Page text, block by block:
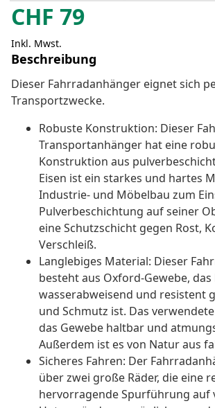
CHF 79
Inkl. Mwst.
Beschreibung
Dieser Fahrradanhänger eignet sich
Transportzwecke.
Robuste Konstruktion: Dieser
Transportanhänger hat eine
Konstruktion aus
Eisen ist ein starkes und hartes
Industrie- und Möbelbau zum
Pulverbeschichtung auf seiner
eine Schutzschicht gegen Rost,
Verschleiß.
Langlebiges Material: Dieser
besteht aus Oxford-Gewebe, das
wasserabweisend und resistent
und Schmutz ist. Das
das Gewebe haltbar und
Außerdem ist es von Natur aus
Sicheres Fahren: Der
über zwei große Räder, die eine
hervorragende Spurführung auf